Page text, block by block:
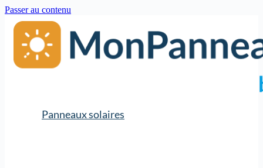
Passer au contenu
Panneaux solaires